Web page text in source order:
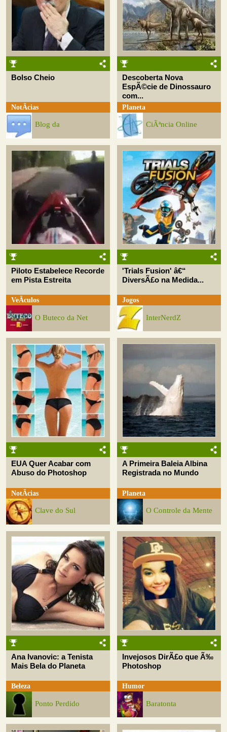
Bolso Cheio
NotÃ­cias
Blog da
Descoberta Nova
EspÃ©cie de Dinossauro
com...
Planeta
CiÃªncia Online
Piloto Estabelece Recorde
em Pista Estreita
VeÃ­culos
O Buteco da Net
'Trials Fusion' â€“
DiversÃ£o na Medida...
Jogos
InterNerdZ
EUA Quer Acabar com
Abuso do Photoshop
NotÃ­cias
Clave do Sul
A Primeira Baleia Albina
Registrada no Mundo
Planeta
O Controle da Mente
Ana Ivanovic: a Tenista
Mais Bela do Planeta
Beleza
Ponto Perdido
Invejosos DirÃ£o que Ã‰
Photoshop
Humor
Baratonta